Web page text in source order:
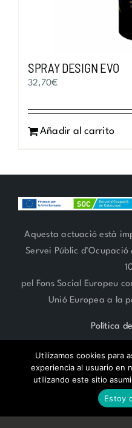
SPRAY DESIGN EVO
32,70€
Añadir al carrito
Aquesta actuació està
Servei Públic
pel Fons Social Europeu
Unió Europea a la
Política
ARTE FLORAL 93 666 27 06
RESERVA
Utilizamos cookies para
experiencia al usuario en
utilizando este sitio
Estoy